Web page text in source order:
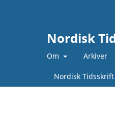
Nordisk
Om Arkiver
Nordisk